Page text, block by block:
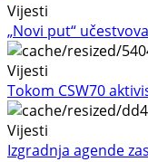
Vijesti
„Novi put“
Vijesti
Tokom CSW70
Vijesti
Izgradnja agende